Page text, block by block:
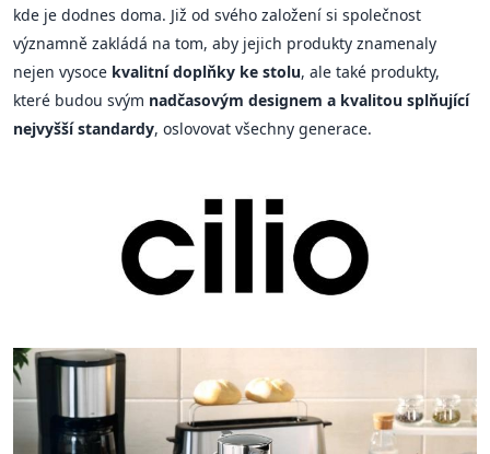
kde je dodnes doma. Již od svého založení si společnost
významně zakládá na tom, aby jejich produkty znamenaly
nejen vysoce kvalitní doplňky ke stolu, ale také produkty,
které budou svým nadčasovým designem a kvalitou splňující
nejvyšší standardy, oslovovat všechny generace.